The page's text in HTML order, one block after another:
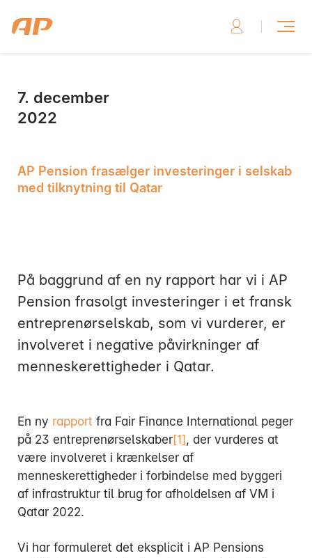
7. december
2022
AP Pension frasælger investeringer i selskab
med tilknytning til Qatar
På baggrund af en ny rapport har vi i AP
Pension frasolgt investeringer i et fransk
entreprenørselskab, som vi vurderer, er
involveret i negative påvirkninger af
menneskerettigheder i Qatar.
En ny rapport fra Fair Finance International peger
på 23 entreprenørselskaber[1] , der vurderes at
være involveret i krænkelser af
menneskerettigheder i forbindelse med byggeri
af infrastruktur til brug for afholdelsen af VM i
Qatar 2022.
Vi har formuleret det eksplicit i AP Pensions
Skriv til os, hvis du har brug for hjælp
Ring til os, hvis du har brug for hjælp
Tirsdag:
Onsdag:
Torsdag:
Fredag: